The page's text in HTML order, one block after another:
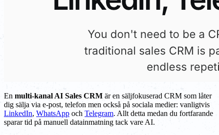
En multi-kanal AI Sales CRM är en säljfokuserad CRM som låter
dig sälja via e-post, telefon men också på sociala medier: vanligtvis
LinkedIn, WhatsApp och Telegram. Allt detta medan du fortfarande
sparar tid på manuell datainmatning tack vare AI.